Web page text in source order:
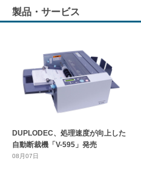
製品・サービス
DUPLODEC、処理速度が向上した
自動断裁機「V-595」発売
08月07日